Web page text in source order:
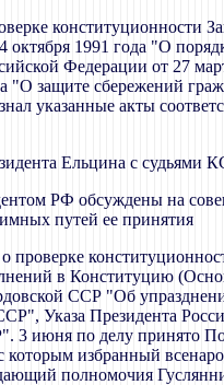
1991 года "О
Федерации от 27
"О защите сбережений
указанные акты
Ельцина с судьями
РФ обсуждены на
путей ее принятия
проверке
в Конституцию
ССР "Об
Указа Президента
3 июня по делу принято
которым избранный
полномочия